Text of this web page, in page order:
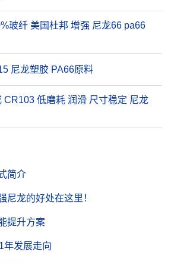
玻纤 美国杜邦 增强 尼龙66 pa66
尼龙塑胶 PA66原料
CR103 低磨耗 润滑 尺寸稳定 尼龙
简介
尼龙的好处在这里！
提升方案
年发展走向